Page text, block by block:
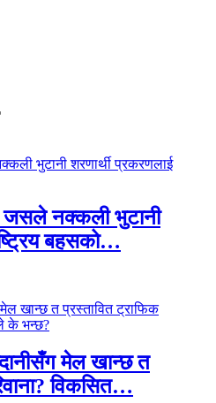
जसले नक्कली भुटानी
बहसको…
मेल खान्छ त
विकसित…